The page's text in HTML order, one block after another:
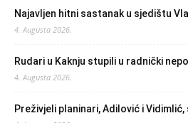
Najavljen hitni sastanak u sjedištu
4. Augusta 2026.
Rudari u Kaknju stupili u radnički
4. Augusta 2026.
Preživjeli planinari, Adilović i